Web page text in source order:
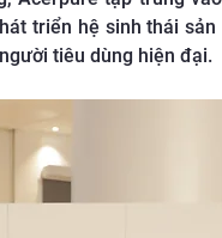
triển hệ sinh thái
tiêu dùng hiện đại.